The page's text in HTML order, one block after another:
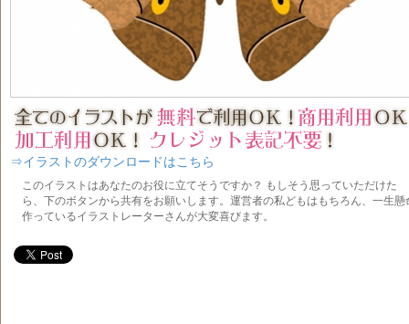
⇒イラストのダウンロードはこちら